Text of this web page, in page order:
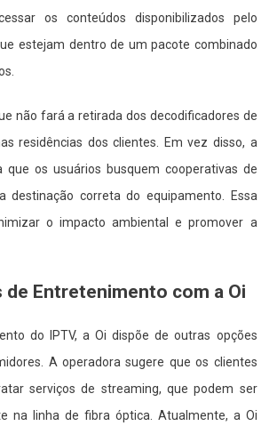
os conteúdos disponibilizados pelo
estejam dentro de um pacote combinado
não fará a retirada dos decodificadores de
residências dos clientes. Em vez disso, a
que os usuários busquem cooperativas de
destinação correta do equipamento. Essa
o impacto ambiental e promover a
Entretenimento com a Oi
do IPTV, a Oi dispõe de outras opções
A operadora sugere que os clientes
serviços de streaming, que podem ser
na linha de fibra óptica. Atualmente, a Oi